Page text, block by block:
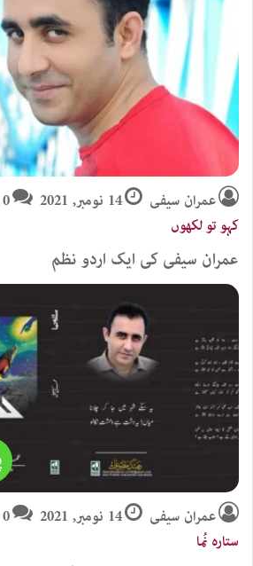
عمران سیفی 14 نومبر, 2021 0
کہو تو لکھوں
عمران سیفی کی ایک اردو نظم
عمران سیفی 14 نومبر, 2021 0
ستارہ نُما